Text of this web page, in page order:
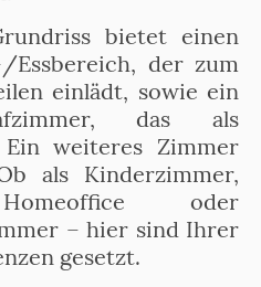
bietet einen
Essbereich, der zum
einlädt, sowie ein
das als
weiteres Zimmer
als Kinderzimmer,
oder
– hier sind Ihrer
gesetzt.